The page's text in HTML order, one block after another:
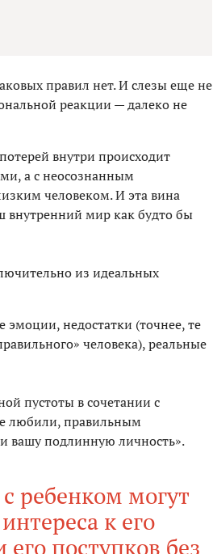
правил нет. И слезы еще не
реакции — далеко не
внутри происходит
а с неосознанным
человеком. И эта вина
внутренний мир как будто бы
из идеальных
эмоции, недостатки (точнее, те
человека), реальные
пустоты в сочетании с
любили, правильным
вашу подлинную личность».
ребенком могут
к его
поступков без